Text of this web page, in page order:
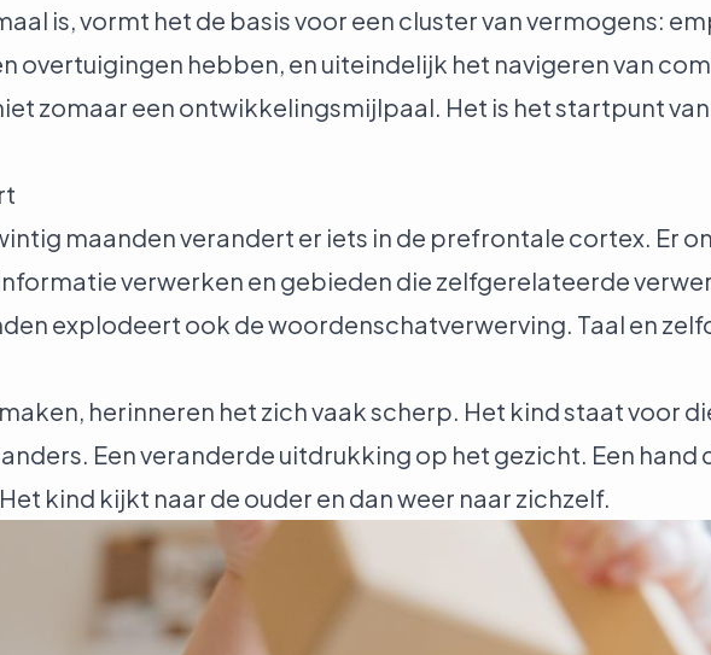
is, vormt het de basis voor een cluster van vermogens:
overtuigingen hebben, en uiteindelijk het navigeren van
zomaar een ontwikkelingsmijlpaal. Het is het startpunt
maanden verandert er iets in de prefrontale cortex. Er
verwerken en gebieden die zelfgerelateerde
explodeert ook de woordenschatverwerving. Taal en
herinneren het zich vaak scherp. Het kind staat voor
Een veranderde uitdrukking op het gezicht. Een hand
kind kijkt naar de ouder en dan weer naar zichzelf.